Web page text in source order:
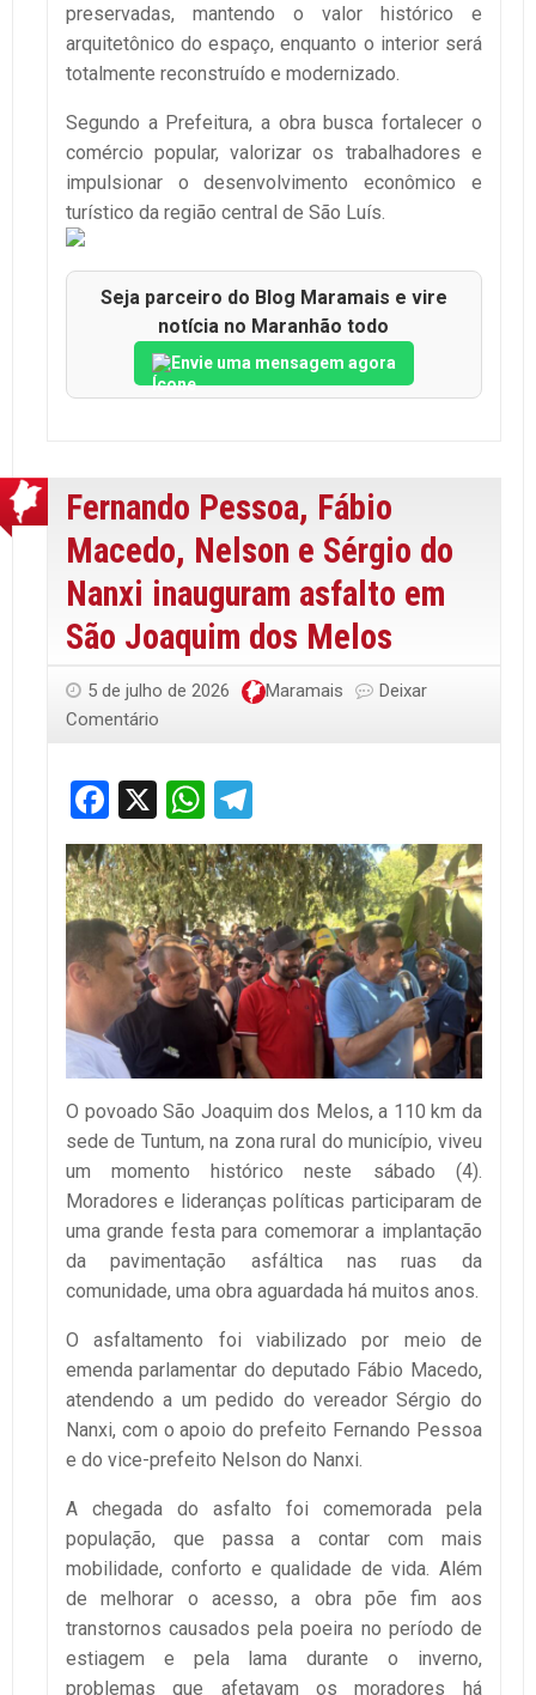
preservadas, mantendo o valor histórico e
arquitetônico do espaço, enquanto o interior será
totalmente reconstruído e modernizado.
Segundo a Prefeitura, a obra busca fortalecer o
comércio popular, valorizar os trabalhadores e
impulsionar o desenvolvimento econômico e
turístico da região central de São Luís.
Seja parceiro do Blog Maramais e vire
notícia no Maranhão todo
Envie uma mensagem agora
Fernando Pessoa, Fábio
Macedo, Nelson e Sérgio do
Nanxi inauguram asfalto em
São Joaquim dos Melos
5 de julho de 2026 Maramais
Deixar
Comentário
Facebook
X WhatsApp
O povoado São Joaquim dos Melos, a 110 km da
sede de Tuntum, na zona rural do município, viveu
um momento histórico neste sábado (4).
Moradores e lideranças políticas participaram de
uma grande festa para comemorar a implantação
da pavimentação asfáltica nas ruas da
comunidade, uma obra aguardada há muitos anos.
O asfaltamento foi viabilizado por meio de
emenda parlamentar do deputado Fábio Macedo,
atendendo a um pedido do vereador Sérgio do
Nanxi, com o apoio do prefeito Fernando Pessoa
e do vice-prefeito Nelson do Nanxi.
A chegada do asfalto foi comemorada pela
população, que passa a contar com mais
mobilidade, conforto e qualidade de vida. Além
de melhorar o acesso, a obra põe fim aos
transtornos causados pela poeira no período de
estiagem e pela lama durante o inverno,
problemas que afetavam os moradores há